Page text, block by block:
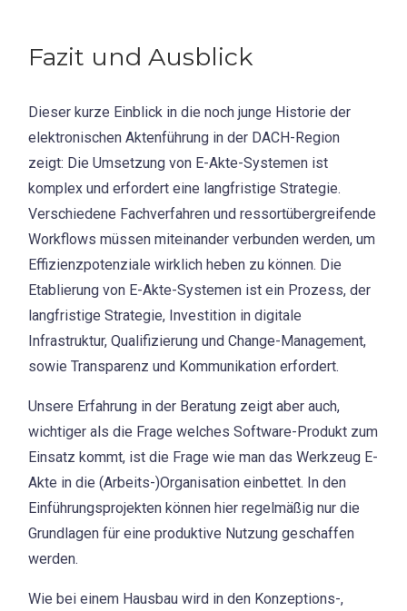
Fazit und Ausblick
Dieser kurze Einblick in die noch junge Historie der
elektronischen Aktenführung in der DACH-Region
zeigt: Die Umsetzung von E-Akte-Systemen ist
komplex und erfordert eine langfristige Strategie.
Verschiedene Fachverfahren und ressortübergreifende
Workflows müssen miteinander verbunden werden, um
Effizienzpotenziale wirklich heben zu können. Die
Etablierung von E-Akte-Systemen ist ein Prozess, der
langfristige Strategie, Investition in digitale
Infrastruktur, Qualifizierung und Change-Management,
sowie Transparenz und Kommunikation erfordert.
Unsere Erfahrung in der Beratung zeigt aber auch,
wichtiger als die Frage welches Software-Produkt zum
Einsatz kommt, ist die Frage wie man das Werkzeug E-
Akte in die (Arbeits-)Organisation einbettet. In den
Einführungsprojekten können hier regelmäßig nur die
Grundlagen für eine produktive Nutzung geschaffen
werden.
Wie bei einem Hausbau wird in den Konzeptions-,